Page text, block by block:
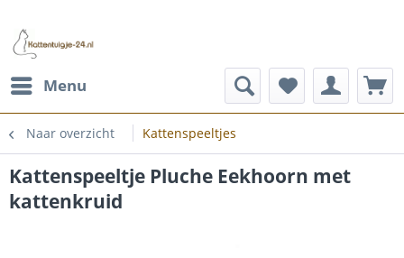
Menu
Naar overzicht Kattenspeeltjes
Kattenspeeltje Pluche Eekhoorn met
kattenkruid